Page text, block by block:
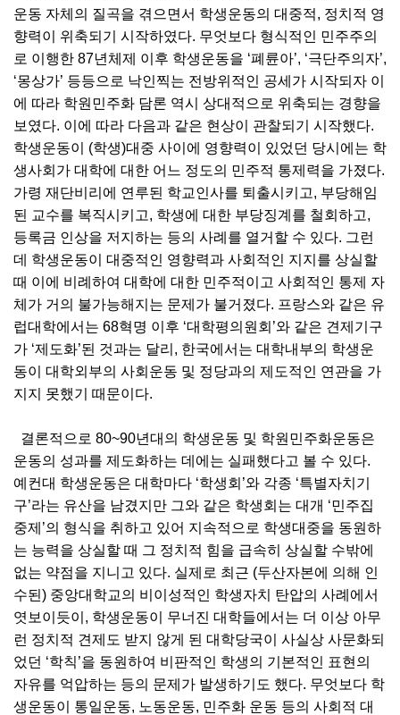
운동 자체의 질곡을 겪으면서 학생운동의 대중적, 정치적 영
향력이 위축되기 시작하였다. 무엇보다 형식적인 민주주의
로 이행한 87년체제 이후 학생운동을 ‘폐륜아’, ‘극단주의자’,
‘몽상가’ 등등으로 낙인찍는 전방위적인 공세가 시작되자 이
에 따라 학원민주화 담론 역시 상대적으로 위축되는 경향을
보였다. 이에 따라 다음과 같은 현상이 관찰되기 시작했다.
학생운동이 (학생)대중 사이에 영향력이 있었던 당시에는 학
생사회가 대학에 대한 어느 정도의 민주적 통제력을 가졌다.
가령 재단비리에 연루된 학교인사를 퇴출시키고, 부당해임
된 교수를 복직시키고, 학생에 대한 부당징계를 철회하고,
등록금 인상을 저지하는 등의 사례를 열거할 수 있다. 그런
데 학생운동이 대중적인 영향력과 사회적인 지지를 상실할
때 이에 비례하여 대학에 대한 민주적이고 사회적인 통제 자
체가 거의 불가능해지는 문제가 불거졌다. 프랑스와 같은 유
럽대학에서는 68혁명 이후 ‘대학평의원회’와 같은 견제기구
가 ‘제도화’된 것과는 달리, 한국에서는 대학내부의 학생운
동이 대학외부의 사회운동 및 정당과의 제도적인 연관을 가
지지 못했기 때문이다.
결론적으로 80~90년대의 학생운동 및 학원민주화운동은
운동의 성과를 제도화하는 데에는 실패했다고 볼 수 있다.
예컨대 학생운동은 대학마다 ‘학생회’와 각종 ‘특별자치기
구’라는 유산을 남겼지만 그와 같은 학생회는 대개 ‘민주집
중제’의 형식을 취하고 있어 지속적으로 학생대중을 동원하
는 능력을 상실할 때 그 정치적 힘을 급속히 상실할 수밖에
없는 약점을 지니고 있다. 실제로 최근 (두산자본에 의해 인
수된) 중앙대학교의 비이성적인 학생자치 탄압의 사례에서
엿보이듯이, 학생운동이 무너진 대학들에서는 더 이상 아무
런 정치적 견제도 받지 않게 된 대학당국이 사실상 사문화되
었던 ‘학칙’을 동원하여 비판적인 학생의 기본적인 표현의
자유를 억압하는 등의 문제가 발생하기도 했다. 무엇보다 학
생운동이 통일운동, 노동운동, 민주화 운동 등의 사회적 대